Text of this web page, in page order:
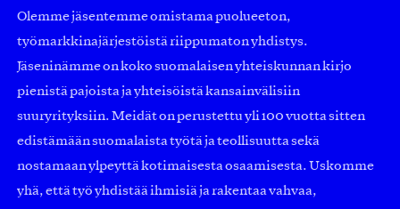
Olemme jäsentemme omistama puolueeton,
työmarkkinajärjestöistä riippumaton yhdistys.
Jäseninämme on koko suomalaisen yhteiskunnan kirjo
pienistä pajoista ja yhteisöistä kansainvälisiin
suuryrityksiin. Meidät on perustettu yli 100 vuotta sitten
edistämään suomalaista työtä ja teollisuutta sekä
nostamaan ylpeyttä kotimaisesta osaamisesta. Uskomme
yhä, että työ yhdistää ihmisiä ja rakentaa vahvaa,